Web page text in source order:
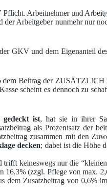
Arbeitnehmer und
Arbeitgeber nunmehr nur
GKV und dem Eigenanteil
dem Beitrag der
scheint es dennoch zu
gedeckt ist, hat sie in ihrer
als Prozentsatz der
zusammen mit den
decken; dabei ist die Höhe
keineswegs nur die
(zzgl. Pflege von max.
dem Zusatzbeitrag von 0,6%